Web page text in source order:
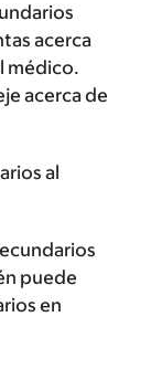
acerca
médico.
acerca de
al
puede
en